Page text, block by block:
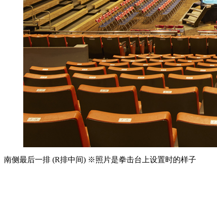
南侧最后一排 (R排中间) ※照片是拳击台上设置时的样子